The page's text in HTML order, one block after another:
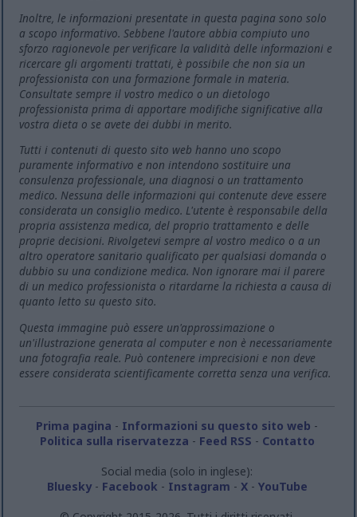
Inoltre, le informazioni presentate in questa pagina sono solo
a scopo informativo. Sebbene l'autore abbia compiuto uno
sforzo ragionevole per verificare la validità delle informazioni e
ricercare gli argomenti trattati, è possibile che non sia un
professionista con una formazione formale in materia.
Consultate sempre il vostro medico o un dietologo
professionista prima di apportare modifiche significative alla
vostra dieta o se avete dei dubbi in merito.
Tutti i contenuti di questo sito web hanno uno scopo
puramente informativo e non intendono sostituire una
consulenza professionale, una diagnosi o un trattamento
medico. Nessuna delle informazioni qui contenute deve essere
considerata un consiglio medico. L'utente è responsabile della
propria assistenza medica, del proprio trattamento e delle
proprie decisioni. Rivolgetevi sempre al vostro medico o a un
altro operatore sanitario qualificato per qualsiasi domanda o
dubbio su una condizione medica. Non ignorare mai il parere
di un medico professionista o ritardarne la richiesta a causa di
quanto letto su questo sito.
Questa immagine può essere un'approssimazione o
un'illustrazione generata al computer e non è necessariamente
una fotografia reale. Può contenere imprecisioni e non deve
essere considerata scientificamente corretta senza una verifica.
Prima pagina - Informazioni su questo sito web -
Politica sulla riservatezza - Feed RSS - Contatto
Social media (solo in inglese):
Bluesky- Facebook - Instagram - X- YouTube